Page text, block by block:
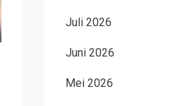
Juli 2026
Juni 2026
Mei 2026